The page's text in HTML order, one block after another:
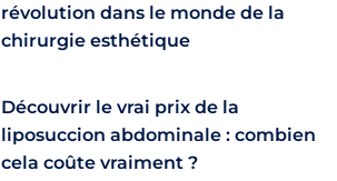
révolution dans le monde de la
chirurgie esthétique
Découvrir le vrai prix de la
liposuccion abdominale : combien
cela coûte vraiment ?